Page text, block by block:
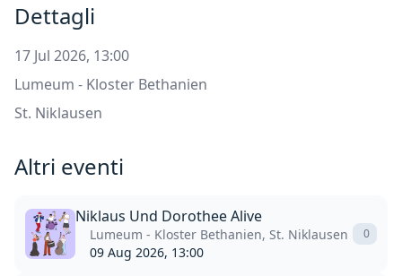
Dettagli
17 Jul 2026, 13:00
Lumeum - Kloster Bethanien
St. Niklausen
Altri eventi
Niklaus Und Dorothee Alive
Lumeum - Kloster Bethanien, St. Niklausen
09 Aug 2026, 13:00
0